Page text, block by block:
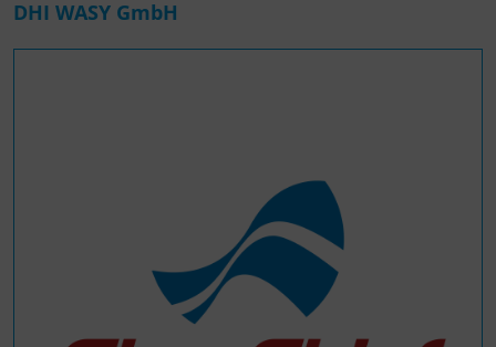
DHI WASY GmbH